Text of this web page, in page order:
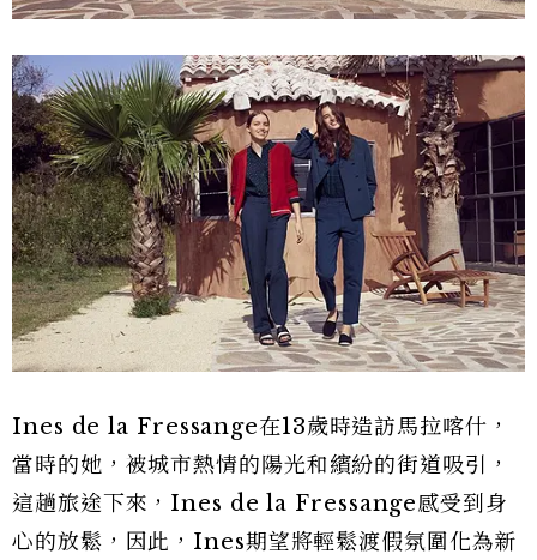
Ines de la Fressange在13歲時造訪馬拉喀什，
當時的她，被城市熱情的陽光和繽紛的街道吸引，
這趟旅途下來，Ines de la Fressange感受到身
心的放鬆，因此，Ines期望將輕鬆渡假氛圍化為新